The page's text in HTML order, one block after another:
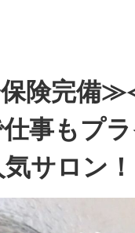
険完備
事もプ
サロン！